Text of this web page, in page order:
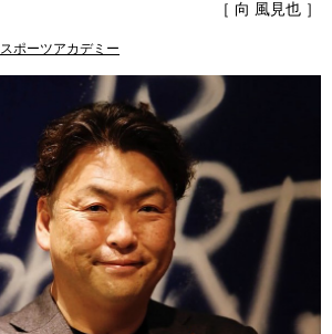
［ 向 風見也 ］
ポーツアカデミー